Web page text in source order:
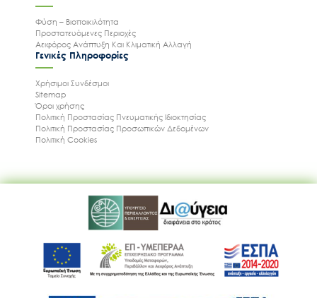
Φύση – Βιοποικιλότητα
Προστατευόμενες Περιοχές
Αειφόρος Ανάπτυξη Και Κλιματική Αλλαγή
Γενικές Πληροφορίες
Χρήσιμοι Συνδέσμοι
Sitemap
Όροι χρήσης
Πολιτική Προστασίας Πνευματικής Ιδιοκτησίας
Πολιτική Προστασίας Προσωπικών Δεδομένων
Πολιτική Cookies